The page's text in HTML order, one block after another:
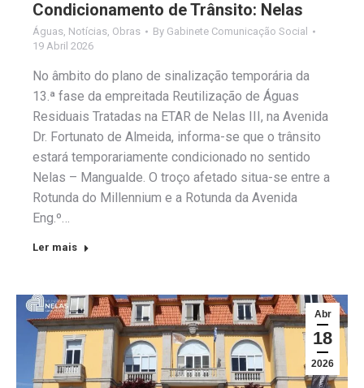
Condicionamento de Trânsito: Nelas
Águas Notícias Obras By Gabinete Comunicação Social
19 Abril 2026
No âmbito do plano de sinalização temporária da
13.ª fase da empreitada Reutilização de Águas
Residuais Tratadas na ETAR de Nelas III, na Avenida
Dr. Fortunato de Almeida, informa-se que o trânsito
estará temporariamente condicionado no sentido
Nelas – Mangualde. O troço afetado situa-se entre a
Rotunda do Millennium e a Rotunda da Avenida
Eng.º…
Ler mais
Abr
18
2026